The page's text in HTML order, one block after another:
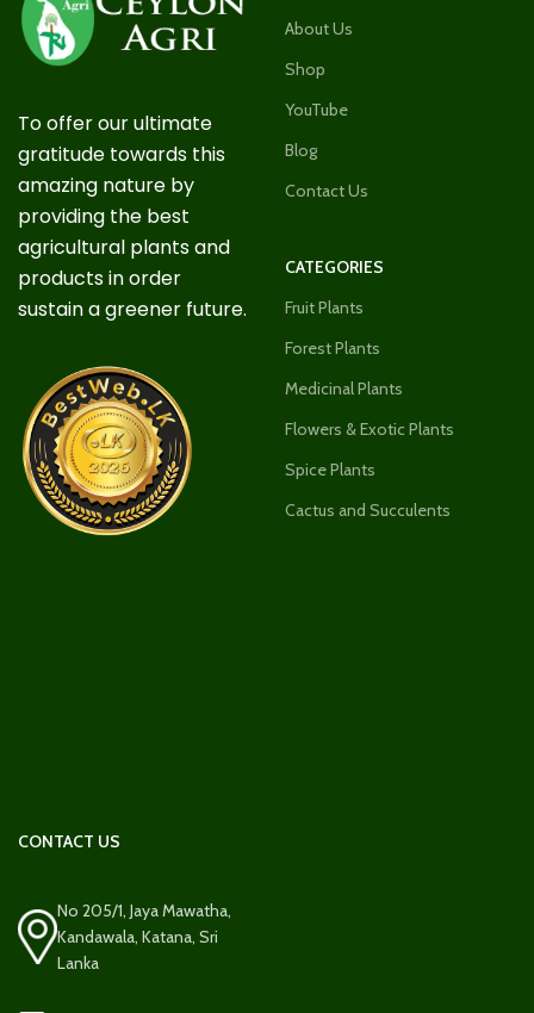
To offer our ultimate
gratitude towards this
amazing nature by
providing the best
agricultural plants and
products in order
sustain a greener future.
About Us
Shop
YouTube
Blog
Contact Us
CATEGORIES
Fruit Plants
Forest Plants
Medicinal Plants
Flowers & Exotic Plants
Spice Plants
Cactus and Succulents
CONTACT US
No 205/1, Jaya Mawatha,
Kandawala, Katana, Sri
Lanka